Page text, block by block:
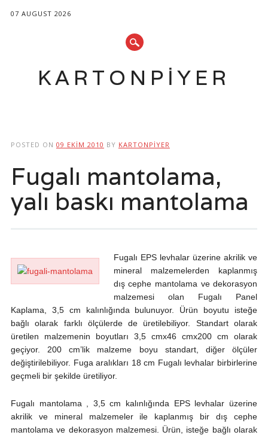
07 AUGUST 2026
KARTONPIYER
POSTED ON 09 EKIM 2010 BY KARTONPIYER
Fugalı mantolama,
yalı baskı mantolama
Fugalı EPS levhalar üzerine akrilik ve
mineral malzemelerden kaplanmış
dış cephe mantolama ve dekorasyon
malzemesi olan Fugalı Panel
Kaplama, 3,5 cm kalınlığında bulunuyor. Ürün boyutu isteğe
bağlı olarak farklı ölçülerde de üretilebiliyor. Standart olarak
üretilen malzemenin boyutları 3,5 cmx46 cmx200 cm olarak
geçiyor. 200 cm’lik malzeme boyu standart, diğer ölçüler
değiştirilebiliyor. Fuga aralıkları 18 cm Fugalı levhalar birbirlerine
geçmeli bir şekilde üretiliyor.
Fugalı mantolama , 3,5 cm kalınlığında EPS levhalar üzerine
akrilik ve mineral malzemeler ile kaplanmış bir dış cephe
mantolama ve dekorasyon malzemesi. Ürün, isteğe bağlı olarak